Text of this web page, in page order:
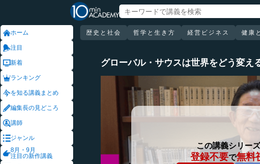
ホーム
注目
新着
ランキング
を知る講義まとめ
編集長の見どころ
講師
ジャンル
8月・9月
注目の新作講義
歴史と社会 哲学と生き方 経営ビジネス 健康
グローバル・サウスは世界をどう変え
この講義シリー
登録不要で無料